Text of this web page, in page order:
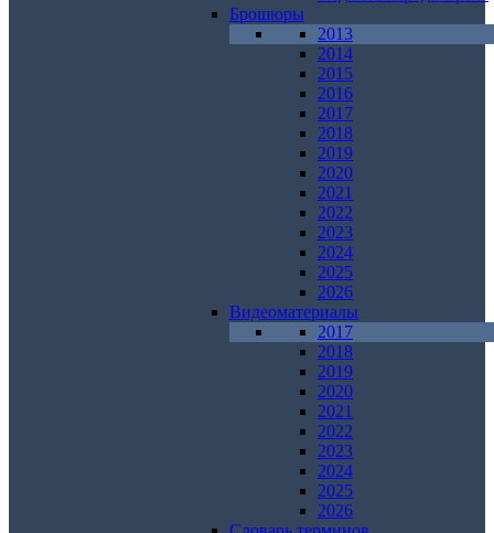
Брошюры
2013
2014
2015
2016
2017
2018
2019
2020
2021
2022
2023
2024
2025
2026
Видеоматериалы
2017
2018
2019
2020
2021
2022
2023
2024
2025
2026